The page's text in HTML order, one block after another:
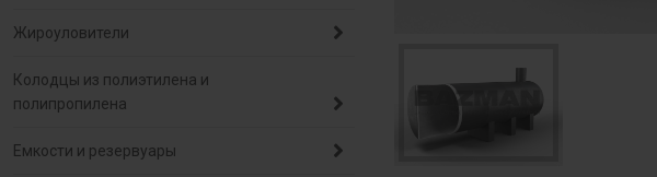
Жироуловители
Колодцы из полиэтилена и
полипропилена
Емкости и резервуары